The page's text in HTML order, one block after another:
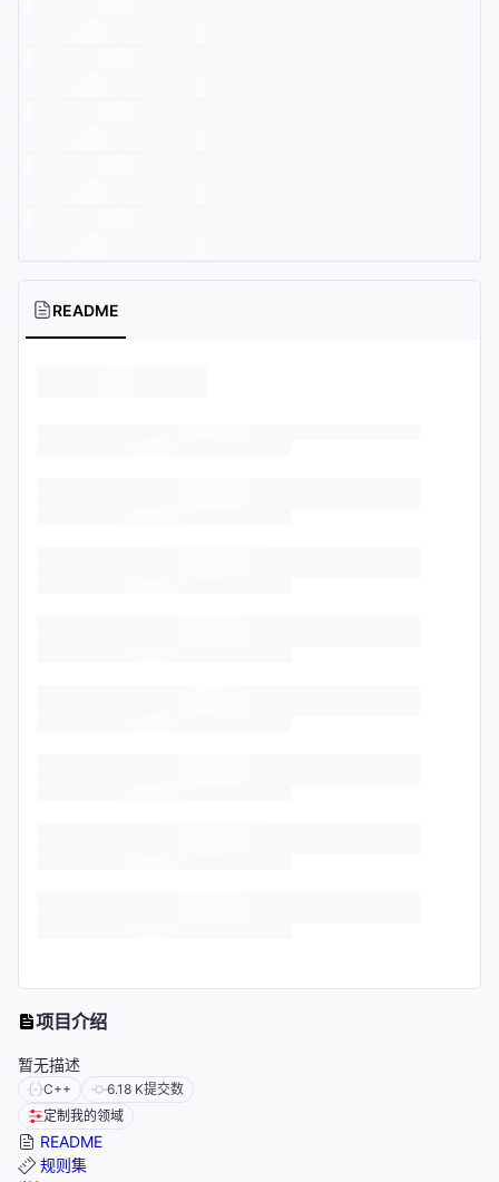
README
项目介绍
暂无描述
C++ 6.18 K提交数
定制我的领域
README
规则集